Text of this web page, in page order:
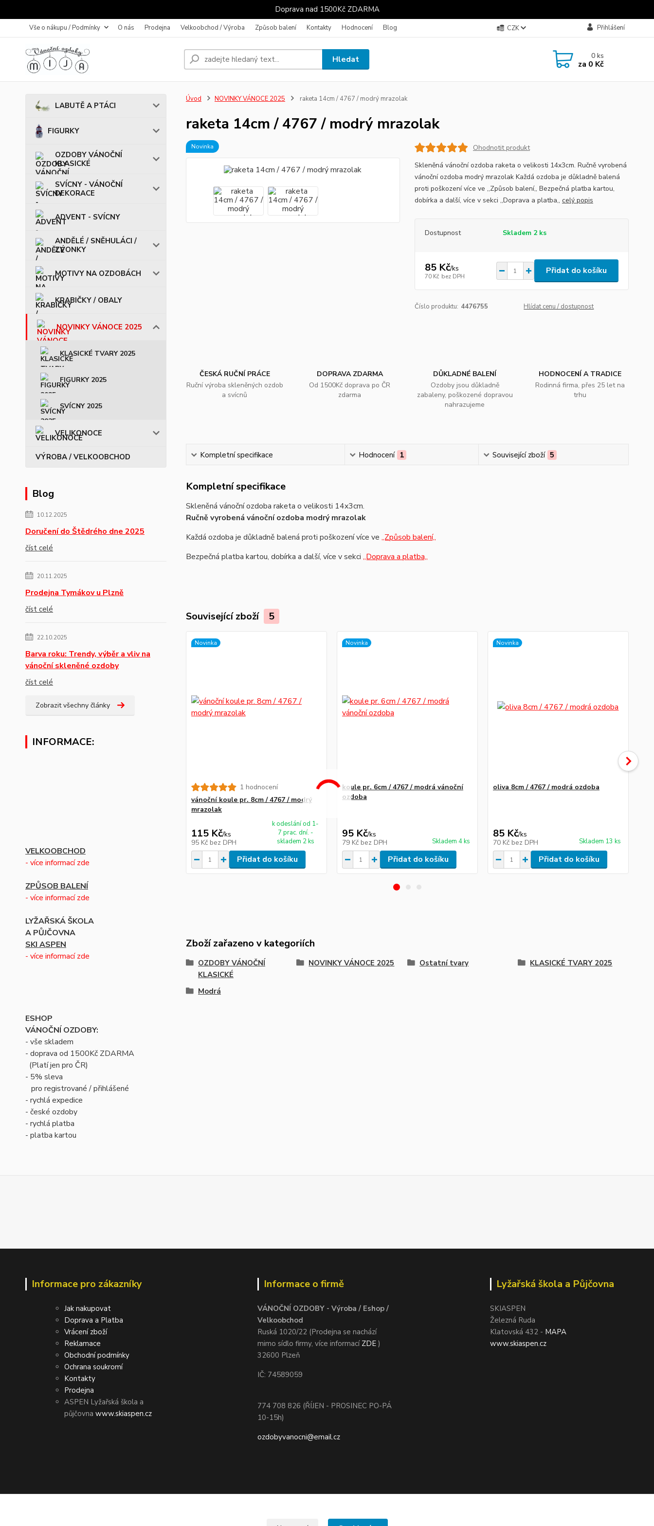
Doprava nad 1500Kč ZDARMA
Vše o nákupu / Podmínky O nás Prodejna Velkoobchod / Výroba Způsob balení Kontakty Hodnocení Blog CZK Přihlášení
Hledat 0ks
za 0 Kč
LABUTĚ A PTÁCI
FIGURKY
OZDOBY VÁNOČNÍ
KLASICKÉ
SVÍCNY - VÁNOČNÍ
DEKORACE
ADVENT - SVÍCNY
ANDĚLÉ / SNĚHULÁCI /
ZVONKY
MOTIVY NA OZDOBÁCH
KRABIČKY / OBALY
NOVINKY VÁNOCE 2025
KLASICKÉ TVARY 2025
FIGURKY 2025
SVÍCNY 2025
VELIKONOCE
VÝROBA / VELKOOBCHOD
Blog
10.12.2025
Doručení do Štědrého dne 2025
číst celé
20.11.2025
Prodejna Tymákov u Plzně
číst celé
22.10.2025
Barva roku: Trendy, výběr a vliv na
vánoční skleněné ozdoby
číst celé
Zobrazit všechny články
INFORMACE:
VELKOOBCHOD
- více informací zde
ZPŮSOB BALENÍ
- více informací zde
LYŽAŘSKÁ ŠKOLA
A PŮJČOVNA
SKI ASPEN
- více informací zde
ESHOP
VÁNOČNÍ OZDOBY:
- vše skladem
- doprava od 1500Kč ZDARMA
(Platí jen pro ČR)
- 5% sleva
pro registrované / přihlášené
- rychlá expedice
- české ozdoby
- rychlá platba
- platba kartou
Úvod NOVINKY VÁNOCE 2025 raketa 14cm / 4767 / modrý mrazolak
raketa 14cm / 4767 / modrý mrazolak
Novinka
Ohodnotit produkt
Skleněná vánoční ozdoba raketa o velikosti 14x3cm. Ručně vyrobená
vánoční ozdoba modrý mrazolak Každá ozdoba je důkladně balená
proti poškození více ve ,,Způsob balení,, Bezpečná platba kartou,
dobírka a další, více v sekci ,,Doprava a platba,, celý popis
Dostupnost Skladem 2 ks
85 Kč/ks
70 Kč bez DPH
Přidat do košíku
Číslo produktu: 4476755 Hlídat cenu / dostupnost
ČESKÁ RUČNÍ PRÁCE
Ruční výroba skleněných ozdob
a svícnů
DOPRAVA ZDARMA
Od 1500Kč doprava po ČR
zdarma
DŮKLADNÉ BALENÍ
Ozdoby jsou důkladně
zabaleny, poškozené dopravou
nahrazujeme
HODNOCENÍ A TRADICE
Rodinná firma, přes 25 let na
trhu
Kompletní specifikace Hodnocení 1 Související zboží 5
Kompletní specifikace
Skleněná vánoční ozdoba raketa o velikosti 14x3cm.
Ručně vyrobená vánoční ozdoba modrý mrazolak
Každá ozdoba je důkladně balená proti poškození více ve ,,Způsob balení,,
Bezpečná platba kartou, dobírka a další, více v sekci ,,Doprava a platba,,
Související zboží 5
Novinka
1 hodnocení
vánoční koule pr. 8cm / 4767 / modrý
mrazolak
115 Kč/ks
95 Kč bez DPH
k odeslání od 1-
7 prac. dní. -
skladem 2 ks
Přidat do košíku
Novinka
koule pr. 6cm / 4767 / modrá vánoční
ozdoba
95 Kč/ks
79 Kč bez DPH Skladem 4 ks
Přidat do košíku
Novinka
oliva 8cm / 4767 / modrá ozdoba
85 Kč/ks
70 Kč bez DPH Skladem 13 ks
Přidat do košíku
Zboží zařazeno v kategoriích
OZDOBY VÁNOČNÍ
KLASICKÉ
NOVINKY VÁNOCE 2025 Ostatní tvary KLASICKÉ TVARY 2025
Modrá
Informace pro zákazníky
Jak nakupovat
Doprava a Platba
Vrácení zboží
Reklamace
Obchodní podmínky
Ochrana soukromí
Kontakty
Prodejna
ASPEN Lyžařská škola a
půjčovna www.skiaspen.cz
Informace o firmě
VÁNOČNÍ OZDOBY - Výroba / Eshop /
Velkoobchod
Ruská 1020/22 (Prodejna se nachází
mimo sídlo firmy, více informací ZDE )
32600 Plzeň
IČ: 74589059
774 708 826 (ŘÍJEN - PROSINEC PO-PÁ
10-15h)
ozdobyvanocni@email.cz
Lyžařská škola a Půjčovna
SKIASPEN
Železná Ruda
Klatovská 432 - MAPA
www.skiaspen.cz